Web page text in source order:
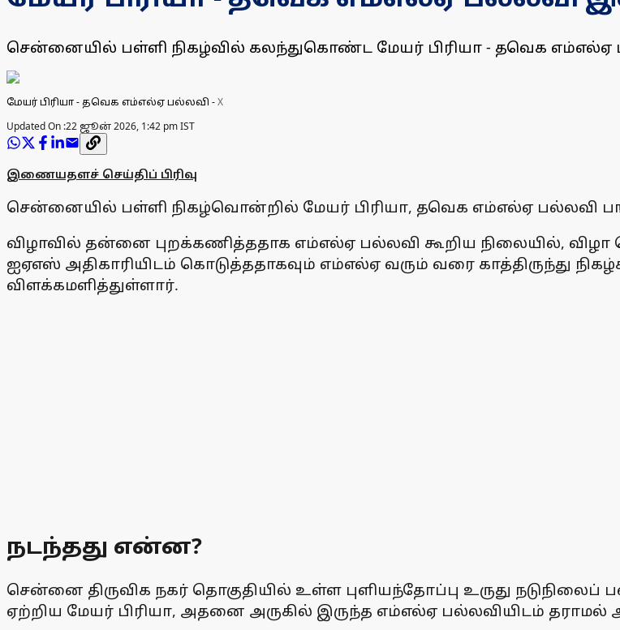
சென்னையில் பள்ளி நிகழ்வில் கலந்துகொண்ட மேயர் பிரியா - தவெக எம்எல்ஏ
மேயர் பிரியா - தவெக எம்எல்ஏ பல்லவி -X
Updated On :22 ஜூன் 2026, 1:42 pm IST
இணையதளச் செய்திப் பிரிவு
சென்னையில் பள்ளி நிகழ்வொன்றில் மேயர் பிரியா, தவெக எம்எல்ஏ பல்லவி
விழாவில் தன்னை புறக்கணித்ததாக எம்எல்ஏ பல்லவி கூறிய நிலையில், விழா
ஐஏஎஸ் அதிகாரியிடம் கொடுத்ததாகவும் எம்எல்ஏ வரும் வரை காத்திருந்து
விளக்கமளித்துள்ளார்.
நடந்தது என்ன?
சென்னை திருவிக நகர் தொகுதியில் உள்ள புளியந்தோப்பு உருது நடுநிலைப்
ஏற்றிய மேயர் பிரியா, அதனை அருகில் இருந்த எம்எல்ஏ பல்லவியிடம்